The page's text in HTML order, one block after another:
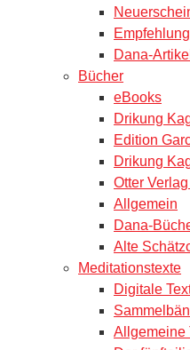
Dana-Artikel
Bücher
eBooks
Drikung
Edition
Drikung
Otter
Allgemein
Dana-
Alte
Meditationstexte
Digitale
Allgemeine